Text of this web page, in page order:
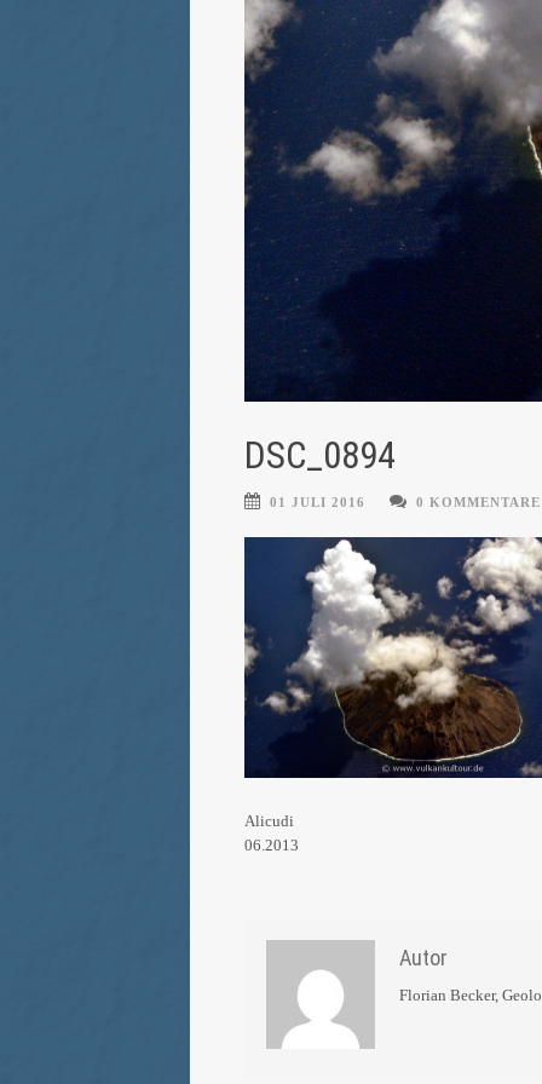
DSC_0894
01 JULI 2016 0 KOMMENTARE
Alicudi
06.2013
Autor
Florian Becker,